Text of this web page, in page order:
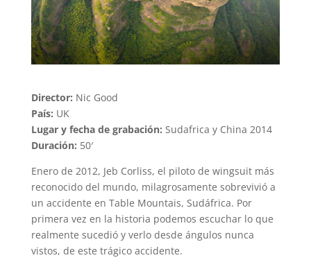
Director: Nic Good
País: UK
Lugar y fecha de grabación: Sudafrica y China 2014
Duración: 50′
Enero de 2012, Jeb Corliss, el piloto de wingsuit más
reconocido del mundo, milagrosamente sobrevivió a
un accidente en Table Mountais, Sudáfrica. Por
primera vez en la historia podemos escuchar lo que
realmente sucedió y verlo desde ángulos nunca
vistos, de este trágico accidente.